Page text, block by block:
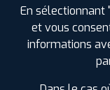
Vidange
Réparation de
Diagnostic
En sélectionnant
et vous
informations